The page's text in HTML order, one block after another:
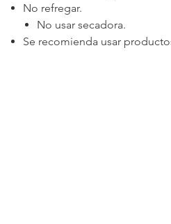
No refregar.
No usar secadora.
Se recomienda usar